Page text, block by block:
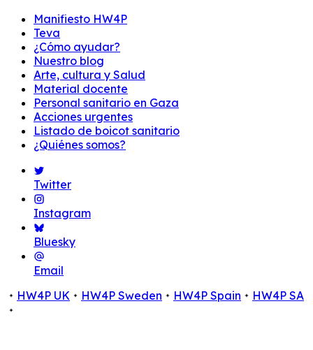
Manifiesto HW4P
Teva
¿Cómo ayudar?
Nuestro blog
Arte, cultura y Salud
Material docente
Personal sanitario en Gaza
Acciones urgentes
Listado de boicot sanitario
¿Quiénes somos?
Twitter
Instagram
Bluesky
Email
HW4P UK
HW4P Sweden HW4P Spain HW4P SA